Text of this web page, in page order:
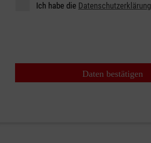
Ich habe die Datenschutzerklärung
Daten bestätigen